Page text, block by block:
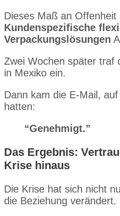
Dieses Maß an Offenheit
Kundenspezifische
Verpackungslösungen
Zwei Wochen später traf
in Mexiko ein.
Dann kam die E-Mail,
hatten:
“Genehmigt.”
Das Ergebnis:
Krise hinaus
Die Krise hat sich nicht
die Beziehung verändert.